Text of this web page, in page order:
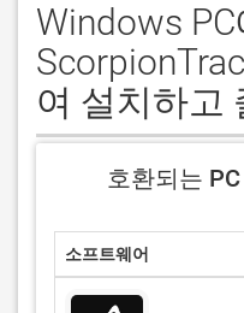
Windows PC
여 설치하고
호환되는
소프트웨어